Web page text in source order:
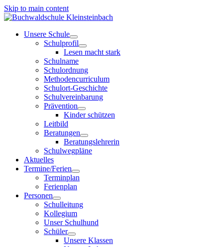
Skip to main content
Unsere Schule
Schulprofil
Lesen macht stark
Schulname
Schulordnung
Methodencurriculum
Schulort-Geschichte
Schulvereinbarung
Prävention
Kinder schützen
Leitbild
Beratungen
Beratungslehrerin
Schulwegpläne
Aktuelles
Termine/Ferien
Terminplan
Ferienplan
Personen
Schulleitung
Kollegium
Unser Schulhund
Schüler
Unsere Klassen